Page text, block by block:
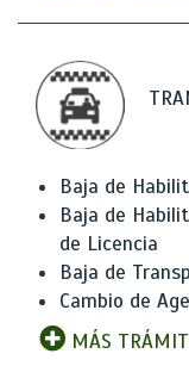
Baja de
Baja de
de Licencia
Baja de
Cambio de
MÁS